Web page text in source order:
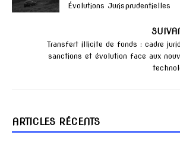
Évolutions Jurisprudentielles
Transfert illicite de fonds : cadre
sanctions et évolution face aux
ARTICLES RÉCENTS